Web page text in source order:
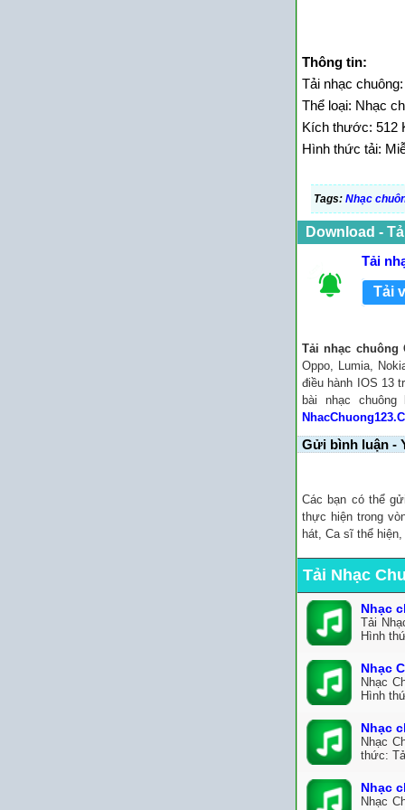
Thông tin:
Tải nhạc
Thể loại: Nhạc
Kích thước: 512
Hình thức tải:
Tags: Nhạc
Download -
Tải
Tải
Tải nhạc chuông
Oppo, Lumia,
điều hành IOS 13
bài nhạc chuông
Gửi bình luận -
Các bạn có thể
thực hiện trong
hát, Ca sĩ thể
Tải Nhạc
Nhạc
Tải
Hình
Nhạc
Nhạc
Hình
Nhạc
Nhạc
thức:
Nhạc
Nhạc